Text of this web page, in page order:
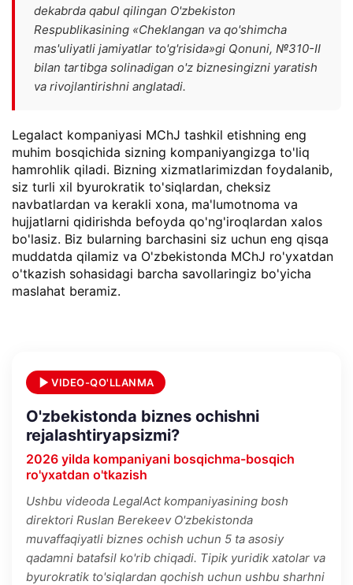
dekabrda qabul qilingan O'zbekiston
Respublikasining «Cheklangan va qo'shimcha
mas'uliyatli jamiyatlar to'g'risida»gi Qonuni, №310-II
bilan tartibga solinadigan o'z biznesingizni yaratish
va rivojlantirishni anglatadi.
Legalact kompaniyasi MChJ tashkil etishning eng
muhim bosqichida sizning kompaniyangizga to'liq
hamrohlik qiladi. Bizning xizmatlarimizdan foydalanib,
siz turli xil byurokratik to'siqlardan, cheksiz
navbatlardan va kerakli xona, ma'lumotnoma va
hujjatlarni qidirishda befoyda qo'ng'iroqlardan xalos
bo'lasiz. Biz bularning barchasini siz uchun eng qisqa
muddatda qilamiz va O'zbekistonda MChJ ro'yxatdan
o'tkazish sohasidagi barcha savollaringiz bo'yicha
maslahat beramiz.
VIDEO-QO'LLANMA
O'zbekistonda biznes ochishni
rejalashtiryapsizmi?
2026 yilda kompaniyani bosqichma-bosqich
ro'yxatdan o'tkazish
Ushbu videoda LegalAct kompaniyasining bosh
direktori Ruslan Berekeev O'zbekistonda
muvaffaqiyatli biznes ochish uchun 5 ta asosiy
qadamni batafsil ko'rib chiqadi. Tipik yuridik xatolar va
byurokratik to'siqlardan qochish uchun ushbu sharhni